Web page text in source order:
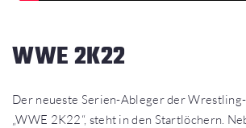
WWE 2K22
Der neueste Serien-Ableger der
„WWE 2K22“, steht in den Startlöchern.